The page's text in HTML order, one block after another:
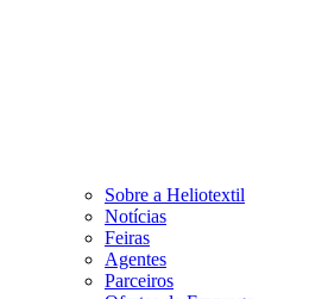
Sobre a Heliotextil
Notícias
Feiras
Agentes
Parceiros